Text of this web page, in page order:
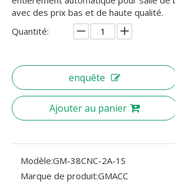
avec des prix bas et de haute qualité.
Quantité:
enquête
Ajouter au panier
Modèle:GM-38CNC-2A-1S
Marque de produit:GMACC